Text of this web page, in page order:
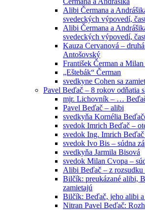
Alibi Čermana a
svedeckých výpovedí,
Alibi Čermana a
svedeckých výpovedí,
Kauza Cervanová –
Antošovský
František Čerman a
„Eštebák“ Čerman
svedkyne Cohen sa
Pavel Beďač – 8 rokov odňatia
mjr. Lichovník – …
Pavel Beďač – alibi
svedkyňa Kornélia
svedok Imrich Beďač –
svedok Ing. Imrich
svedok Ivo Bis – súdna
svedkyňa Jarmila Bisová
svedok Milan Cvopa –
Alibi Beďač – z rozsudku
Bilčík: preukázané alibi,
zamietajú
Bilčík: Beďač, jeho alibi a
Nitran Pavel Beďač: